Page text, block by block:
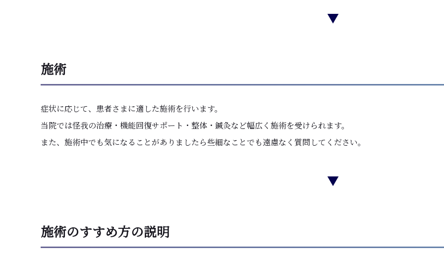
▼
施術
症状に応じて、患者さまに適した施術を行います。
当院では怪我の治療・機能回復サポート・整体・鍼灸など幅広く施術を受けられます。
​また、施術中でも気になることがありましたら些細なことでも​遠慮なく質問してください。
▼
施術のすすめ方の説明